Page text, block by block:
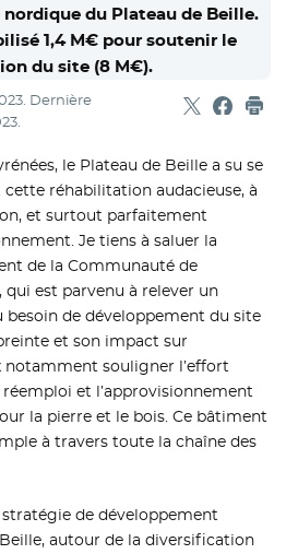
du Plateau de Beille.
1,4 M€ pour soutenir le
du site (8 M€).
. Dernière
. Partager
- Nouvelle
-
le Plateau de Beille a su se
réhabilitation audacieuse, à
et surtout parfaitement
Je tiens à saluer la
de la Communauté de
est parvenu à relever un
besoin de développement du site
et son impact sur
notamment souligner l’effort
et l’approvisionnement
la pierre et le bois. Ce bâtiment
à travers toute la chaîne des
de développement
autour de la diversification